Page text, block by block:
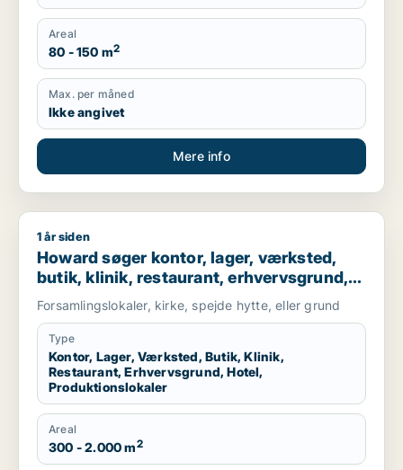
Areal
80 - 150 m2
Max. per måned
Ikke angivet
Mere info
Howard søger kontor, lager, værksted, butik, klinik,
1 år siden
Howard søger kontor, lager, værksted,
butik, klinik, restaurant, erhvervsgrund,
hotel eller produktionslokaler til salg i
Herlev, Hillerød eller Værløse m.fl.
Forsamlingslokaler, kirke, spejde hytte, eller grund
Type
Kontor, Lager, Værksted, Butik, Klinik,
Restaurant, Erhvervsgrund, Hotel,
Produktionslokaler
Areal
300 - 2.000 m2